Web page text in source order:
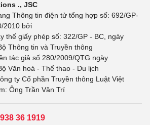
., JSC
Thông tin điện tử tổng hợp số: 692/GP-
2010 bởi
thế giấy phép số: 322/GP - BC, ngày
Thông tin và Truyền thông
tác giả số 280/2009/QTG ngày
Văn hoá - Thể thao - Du lịch
ty Cổ phần Truyền thông Luật Việt
Ông Trần Văn Trí
36 1919